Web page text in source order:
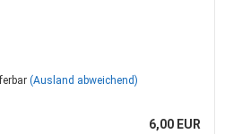
(Ausland abweichend)
6,00 EUR